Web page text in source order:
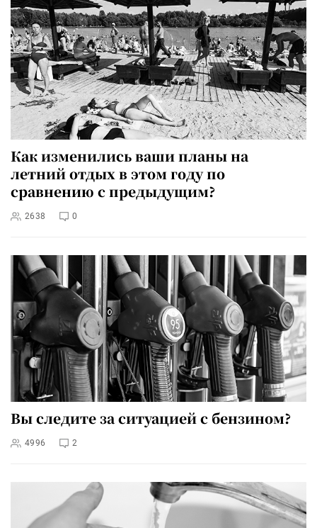
Как изменились ваши планы на
летний отдых в этом году по
сравнению с предыдущим?
2638 0
Вы следите за ситуацией с бензином?
4996 2